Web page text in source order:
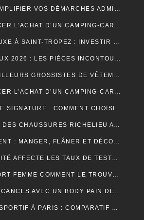
CARTE GRISE : SIMPLIFIER VOS DÉMARCHES ADMINISTRATIVES
COMMENT FINANCER L’ACHAT D’UN CAMPING-CAR : CRÉDIT, LEASING OU PAIEMENT COMPTANT ?
IMMOBILIER DE LUXE À SAINT-TROPEZ : INVESTIR DANS UN ART DE VIVRE
TENDANCES BIJOUX 2026 : LES PIÈCES INCONTOURNABLES À PORTER CETTE ANNÉE
TROUVEZ LES MEILLEURS GROSSISTES DE VÊTEMENTS PAT PATROUILLE POUR BOOSTER VOTRE ACTIVITÉ DE REVENTE RENTABLE
COMMENT FINANCER L’ACHAT D’UN CAMPING-CAR : CRÉDIT, LEASING OU PAIEMENT COMPTANT ?
NIVEAUX EIDAS DE SIGNATURE : COMMENT CHOISIR LE BON NIVEAU POUR SÉCURISER VOS DOCUMENTS
PEUT-ON PORTER DES CHAUSSURES RICHELIEU AVEC UN JEAN ?
TOULON AUTREMENT : MANGER, FLÂNER ET DÉCOUVRIR LES VRAIES BONNES ADRESSES
COMMENT L’OBÉSITÉ AFFECTE LES TAUX DE TESTOSTÉRONE ET LA LIBIDO MASCULINE
LE MEILLEUR SHORT FEMME COMMENT LE TROUVER RAPIDEMENT ET EFFICACEMENT
SUBLIMEZ VOS VACANCES AVEC UN BODY PAIN DE SUCRE PARFAIT POUR UN LOOK ÉLÉGANT EN VOYAGE
DEVENIR COACH SPORTIF À PARIS : COMPARATIF DES FORMATIONS CQP FITNESS